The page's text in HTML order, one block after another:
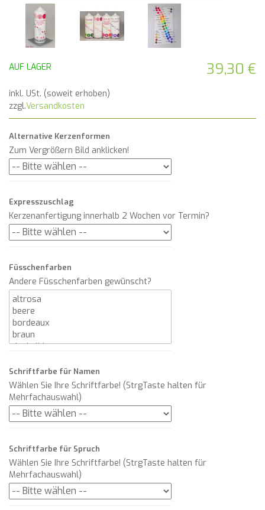
39,30 €
AUF LAGER
inkl. USt. (soweit erhoben)
zzgl.Versandkosten
Alternative Kerzenformen
Zum Vergrößern Bild anklicken!
Expresszuschlag
Kerzenanfertigung innerhalb 2 Wochen vor Termin?
Füsschenfarben
Andere Füsschenfarben gewünscht?
Schriftfarbe für Namen
Wählen Sie Ihre Schriftfarbe! (StrgTaste halten für
Mehrfachauswahl)
Schriftfarbe für Spruch
Wählen Sie Ihre Schriftfarbe! (StrgTaste halten für
Mehrfachauswahl)